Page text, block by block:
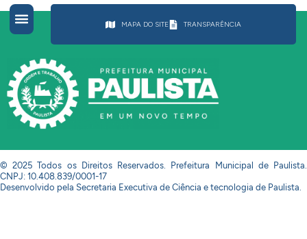
MAPA DO SITE TRANSPARÊNCIA
© 2025 Todos os Direitos Reservados. Prefeitura Municipal de Paulista.
CNPJ: 10.408.839/0001-17
Desenvolvido pela Secretaria Executiva de Ciência e tecnologia de Paulista.